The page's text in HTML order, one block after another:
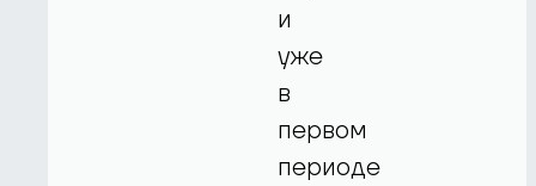
и
уже
в
первом
периоде